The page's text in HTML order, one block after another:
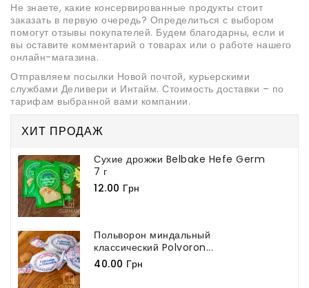
Не знаете, какие консервированные продукты стоит
заказать в первую очередь? Определиться с выбором
помогут отзывы покупателей. Будем благодарны, если и
вы оставите комментарий о товарах или о работе нашего
онлайн-магазина.
Отправляем посылки Новой почтой, курьерскими
службами Деливери и Интайм. Стоимость доставки – по
тарифам выбранной вами компании.
ХИТ ПРОДАЖ
Сухие дрожжи Belbake Hefe Germ
7 г
12.00 Грн
Польворон миндальный
классический Polvoron...
40.00 Грн